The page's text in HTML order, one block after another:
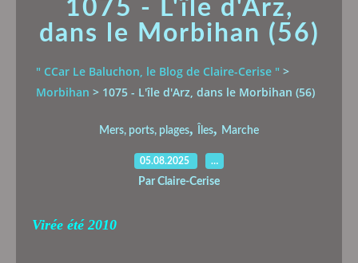
1075 - L'île d'Arz,
dans le Morbihan (56)
" CCar Le Baluchon, le Blog de Claire-Cerise " >
Morbihan > 1075 - L'île d'Arz, dans le Morbihan (56)
Mers, ports, plages, Îles, Marche
05.08.2025 …
Par Claire-Cerise
Virée été 2010